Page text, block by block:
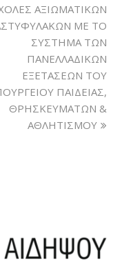
ΑΞΙΩΜΑΤΙΚΩΝ
ΜΕ ΤΟ
ΣΥΣΤΗΜΑ ΤΩΝ
ΠΑΝΕΛΛΑΔΙΚΩΝ
ΕΞΕΤΑΣΕΩΝ ΤΟΥ
ΠΑΙΔΕΙΑΣ,
ΘΡΗΣΚΕΥΜΑΤΩΝ &
ΑΘΛΗΤΙΣΜΟΥ